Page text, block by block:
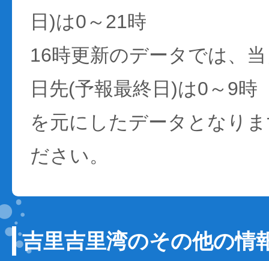
日)は0～21時
16時更新のデータでは、
日先(予報最終日)は0～9時
を元にしたデータとなり
ださい。
吉里吉里湾のその他の情